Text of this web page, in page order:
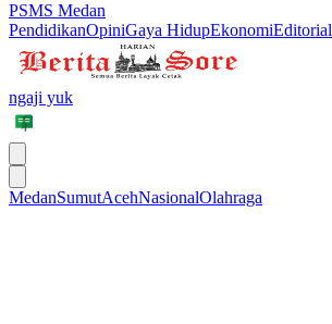
PSMS Medan
PendidikanOpiniGaya HidupEkonomiEditorial
ngaji yuk
MedanSumutAcehNasionalOlahraga